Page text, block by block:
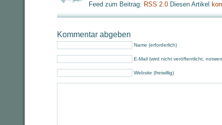
Feed zum Beitrag: RSS 2.0 Diesen Artikel
Kommentar abgeben
Name (erforderlich)
E-Mail (wird nicht veröffentlicht,
Website (freiwillig)